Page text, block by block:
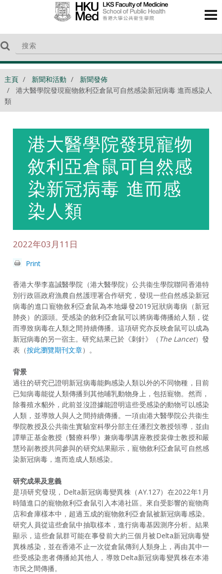
主頁 新聞和活動
新聞發佈
港大醫學院發現寵物敘利亞倉鼠可自然感染新冠病毒 進而感染人
類
港大醫學院發現寵物
敘利亞倉鼠可自然感
染新冠病毒 進而感
染人類
2022年03月11日
Print
香港大學李嘉誠醫學院（港大醫學院）公共衞生學院聯同香港特
別行政區政府漁農自然護理署合作研究，發現一些自然感染新冠
病毒的進口寵物敘利亞倉鼠為本地爆發2019冠狀病毒病（新冠
肺炎）的源頭。受感染的敘利亞倉鼠可以將病毒傳播給人類，從
而導致病毒在人類之間持續傳播。這項研究亦反映倉鼠可以成為
新冠病毒的另一宿主。研究結果已於《刺針》（ The Lancet）發
表（按此瀏覽期刊文章）。
背景
過往的研究已證明新冠病毒能夠感染人類以外的不同物種，目前
已知病毒能從人類傳播到其他哺乳動物身上，包括寵物。然而，
除養殖水貂外，此前並沒證據能證明這些受感染的動物可以感染
人類，並導致人與人之間持續傳播。一項由港大醫學院公共衞生
學院教授及公共衞生實驗室科學分部主任潘烈文教授領導，並由
譚華正基金教授（醫療科學）兼病毒學講座教授裴偉士教授和嚴
慧玲副教授共同參與的研究結果顯示，寵物敘利亞倉鼠可自然感
染新冠病毒，進而造成人類感染。
研究成果及意義
是項研究發現，Delta新冠病毒變異株（AY.127）在2022年1月
時隨進口的寵物敘利亞倉鼠引入本港社區。來自受影響的寵物商
店和倉庫樣本中，超過五成的寵物敘利亞倉鼠被新冠病毒感染。
研究人員從這些倉鼠中抽取樣本，進行病毒基因測序分析。結果
顯示，這些倉鼠群可能在事發前大約三個月被Delta新冠病毒變
異株感染，並在香港不止一次從倉鼠傳到人類身上，再由其中一
些受感染患者傳播給其他人，導致Delta新冠病毒變異株在本港
市民之間傳播。